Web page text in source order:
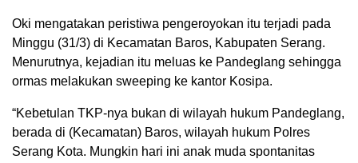
Oki mengatakan peristiwa pengeroyokan itu terjadi pada
Minggu (31/3) di Kecamatan Baros, Kabupaten Serang.
Menurutnya, kejadian itu meluas ke Pandeglang sehingga
ormas melakukan sweeping ke kantor Kosipa.
“Kebetulan TKP-nya bukan di wilayah hukum Pandeglang,
berada di (Kecamatan) Baros, wilayah hukum Polres
Serang Kota. Mungkin hari ini anak muda spontanitas